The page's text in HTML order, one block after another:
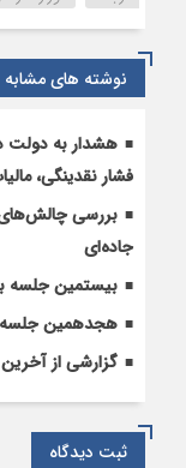
است
نوشته های مشابه
هشدار به دولت
فشار نقدینگی،
بررسی چالش‌های
جاده‌ای
بیستمین جلسه
هجدهمین جلسه
گزارشی از
ثبت دیدگاه